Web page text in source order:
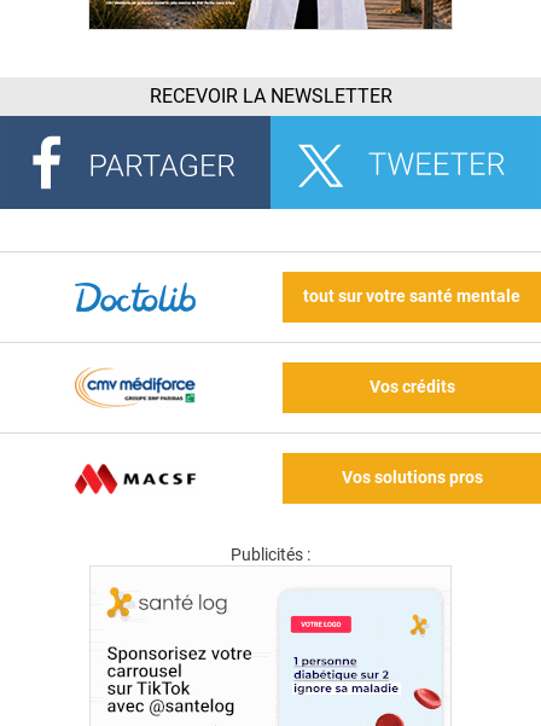
RECEVOIR LA NEWSLETTER
tout sur votre santé mentale
Vos crédits
Vos solutions pros
Publicités :